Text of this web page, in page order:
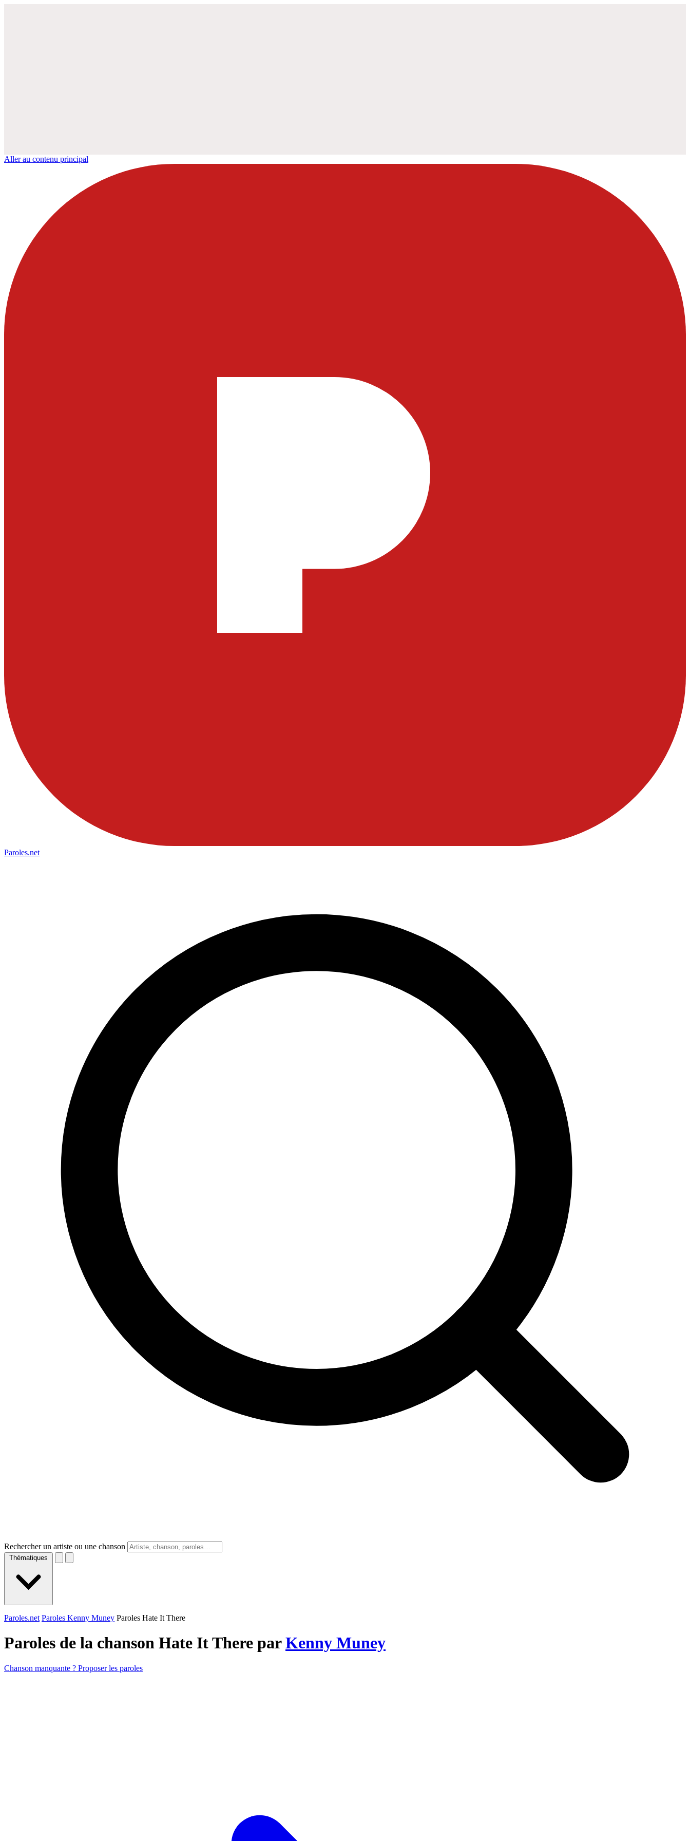
Aller au contenu principal
Paroles.net
Rechercher un artiste ou une chanson
Thématiques
Paroles.net Paroles Kenny Muney Paroles Hate It There
Paroles de la chanson Hate It There parKenny Muney
Chanson manquante ? Proposer les paroles